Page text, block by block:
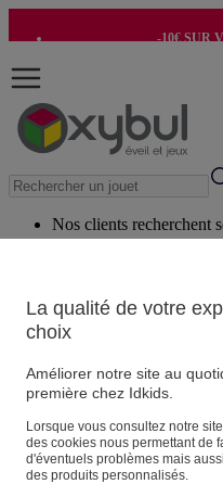
-10€ SUR
Nos clients recherchent
Conseils suggérés
Produits suggérés
Vos informations
Suivre une commande
Magasin
La qualité de votre
choix
Améliorer notre site au
première chez Idkids.
Lorsque vous consultez notre
des cookies nous permettant de
d'éventuels problèmes mais
des produits personnalisés.